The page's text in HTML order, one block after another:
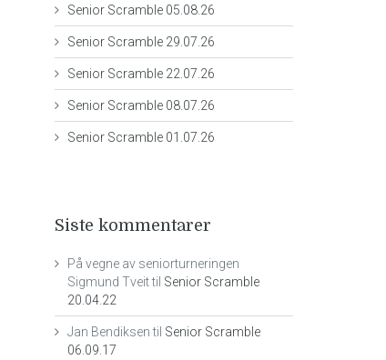
Senior Scramble 05.08.26
Senior Scramble 29.07.26
Senior Scramble 22.07.26
Senior Scramble 08.07.26
Senior Scramble 01.07.26
Siste kommentarer
På vegne av seniorturneringen
Sigmund Tveittil Senior Scramble
20.04.22
Jan Bendiksentil Senior Scramble
06.09.17